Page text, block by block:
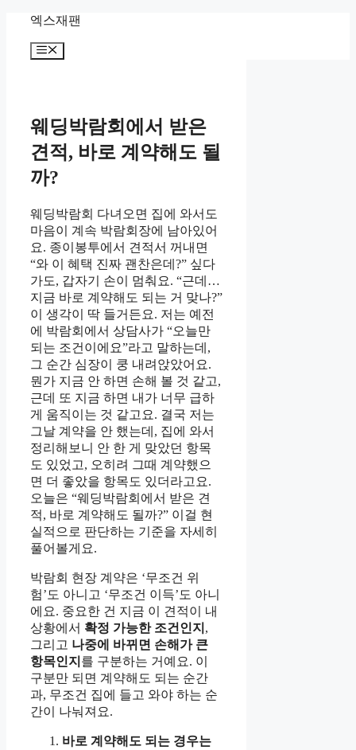
content
엑스재팬
Menu
웨딩박람회에서 받은
견적, 바로 계약해도 될
까?
웨딩박람회 다녀오면 집에 와서도
마음이 계속 박람회장에 남아있어
요. 종이봉투에서 견적서 꺼내면
“와 이 혜택 진짜 괜찬은데?” 싶다
가도, 갑자기 손이 멈춰요. “근데…
지금 바로 계약해도 되는 거 맞나?”
이 생각이 딱 들거든요. 저는 예전
에 박람회에서 상담사가 “오늘만
되는 조건이에요”라고 말하는데,
그 순간 심장이 쿵 내려앉았어요.
뭔가 지금 안 하면 손해 볼 것 같고,
근데 또 지금 하면 내가 너무 급하
게 움직이는 것 같고요. 결국 저는
그날 계약을 안 했는데, 집에 와서
정리해보니 안 한 게 맞았던 항목
도 있었고, 오히려 그때 계약했으
면 더 좋았을 항목도 있더라고요.
오늘은 “웨딩박람회에서 받은 견
적, 바로 계약해도 될까?” 이걸 현
실적으로 판단하는 기준을 자세히
풀어볼게요.
박람회 현장 계약은 ‘무조건 위
험’도 아니고 ‘무조건 이득’도 아니
에요. 중요한 건 지금 이 견적이 내
상황에서 확정 가능한 조건인지 ,
그리고 나중에 바뀌면 손해가 큰
항목인지 를 구분하는 거예요. 이
구분만 되면 계약해도 되는 순간
과, 무조건 집에 들고 와야 하는 순
간이 나눠져요.
바로 계약해도 되는 경우는